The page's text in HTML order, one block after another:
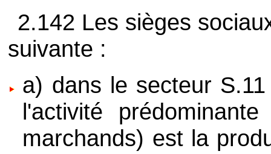
2.142 Les sièges
suivante :
a) dans le secteur
l'activité
marchands) est la